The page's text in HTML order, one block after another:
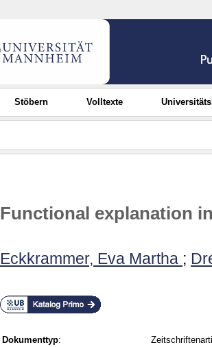
Stöbern Volltexte
Functional explanation
Eckkrammer, Eva Martha ;
Dokumenttyp: